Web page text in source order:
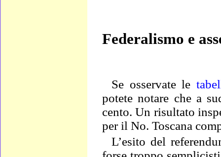
Federalismo e
Se osservate le
potete notare che a
cento. Un risultato
per il No. Toscana
L’esito del